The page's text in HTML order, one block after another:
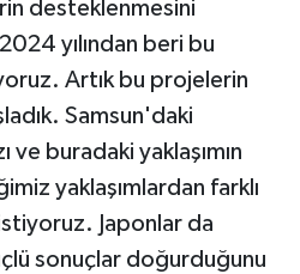
desteklenmesini
yılından beri bu
Artık bu projelerin
Samsun'daki
ve buradaki yaklaşımın
yaklaşımlardan farklı
Japonlar da
sonuçlar doğurduğunu